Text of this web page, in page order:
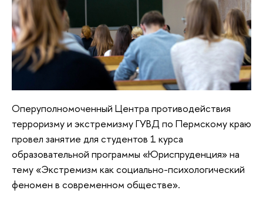
Оперуполномоченный Центра противодействия
терроризму и экстремизму ГУВД по Пермскому краю
провел занятие для студентов 1 курса
образовательной программы «Юриспруденция» на
тему «Экстремизм как социально-психологический
феномен в современном обществе».